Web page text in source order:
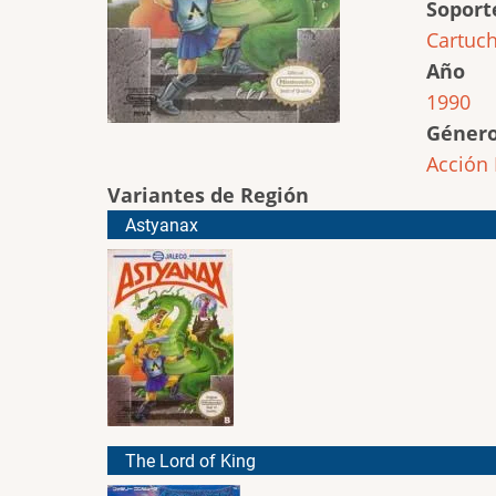
Año
1990
Acción
Variantes de Región
Astyanax
The Lord of King